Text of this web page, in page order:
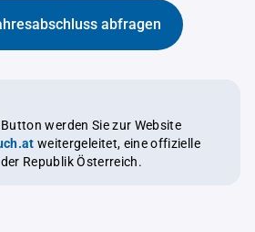
abfragen
werden Sie zur Website
weitergeleitet, eine offizielle
Republik Österreich.